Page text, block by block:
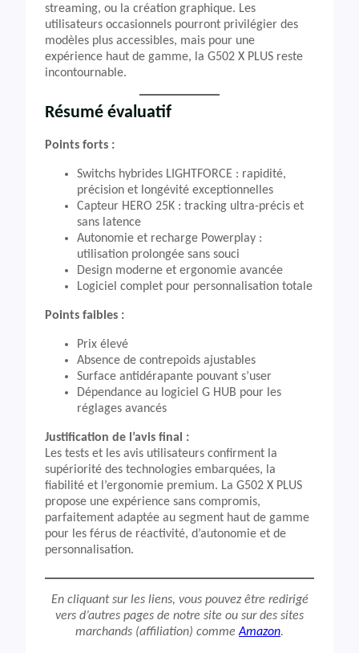
streaming, ou la création graphique. Les
utilisateurs occasionnels pourront privilégier des
modèles plus accessibles, mais pour une
expérience haut de gamme, la G502 X PLUS reste
incontournable.
Résumé évaluatif
Points forts :
Switchs hybrides LIGHTFORCE : rapidité,
précision et longévité exceptionnelles
Capteur HERO 25K : tracking ultra-précis et
sans latence
Autonomie et recharge Powerplay :
utilisation prolongée sans souci
Design moderne et ergonomie avancée
Logiciel complet pour personnalisation totale
Points faibles :
Prix élevé
Absence de contrepoids ajustables
Surface antidérapante pouvant s’user
Dépendance au logiciel G HUB pour les
réglages avancés
Justification de l’avis final :
Les tests et les avis utilisateurs confirment la
supériorité des technologies embarquées, la
fiabilité et l’ergonomie premium. La G502 X PLUS
propose une expérience sans compromis,
parfaitement adaptée au segment haut de gamme
pour les férus de réactivité, d’autonomie et de
personnalisation.
En cliquant sur les liens, vous pouvez être redirigé
vers d’autres pages de notre site ou sur des sites
marchands (affiliation) commeAmazon.